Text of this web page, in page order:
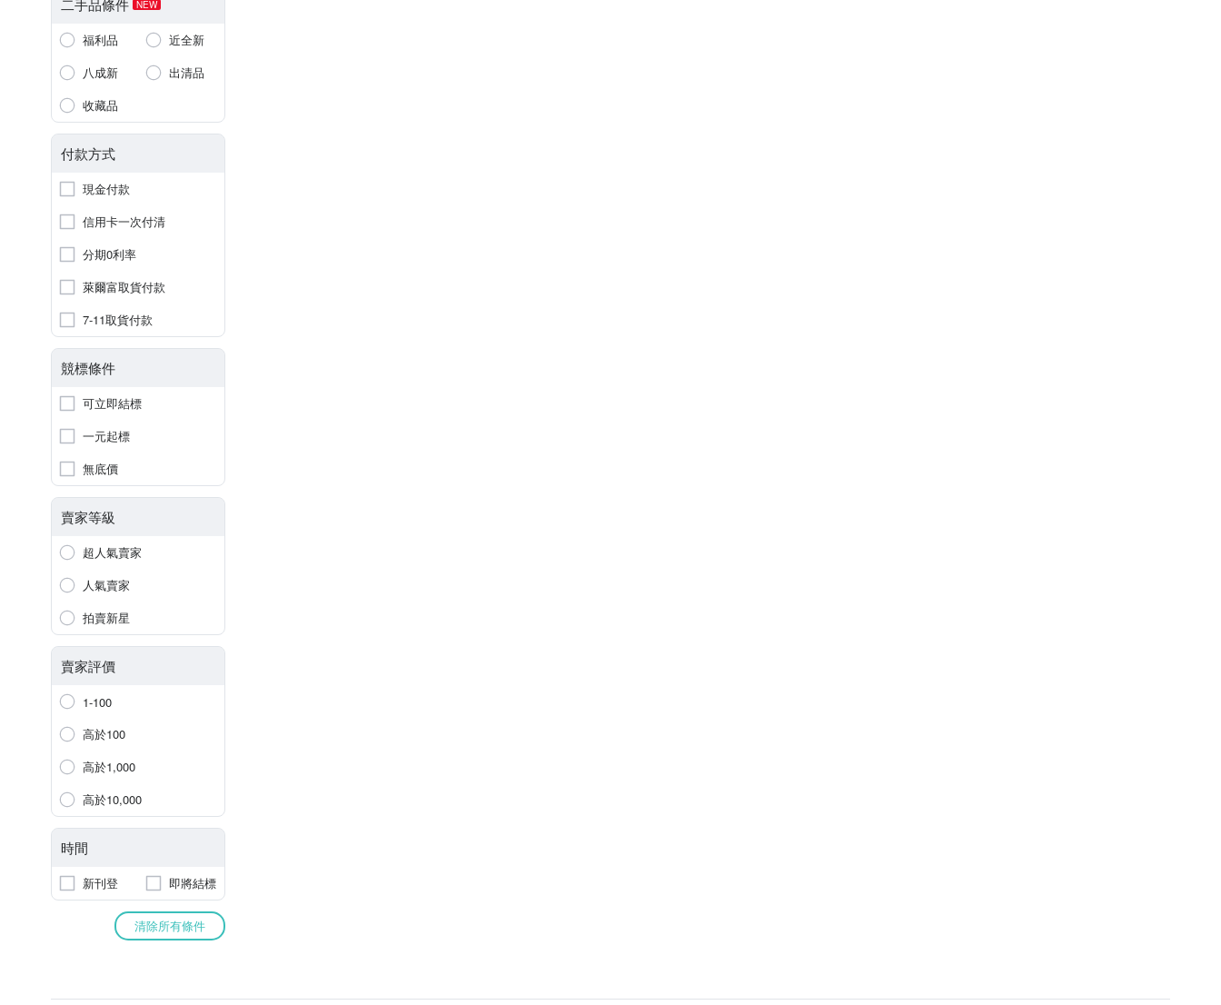
二手品條件 NEW
福利品
近全新
八成新
出清品
收藏品
付款方式
現金付款
信用卡一次付清
分期0利率
萊爾富取貨付款
7-11取貨付款
競標條件
可立即結標
一元起標
無底價
賣家等級
超人氣賣家
人氣賣家
拍賣新星
賣家評價
1-100
高於100
高於1,000
高於10,000
時間
新刊登 即將結標
清除所有條件